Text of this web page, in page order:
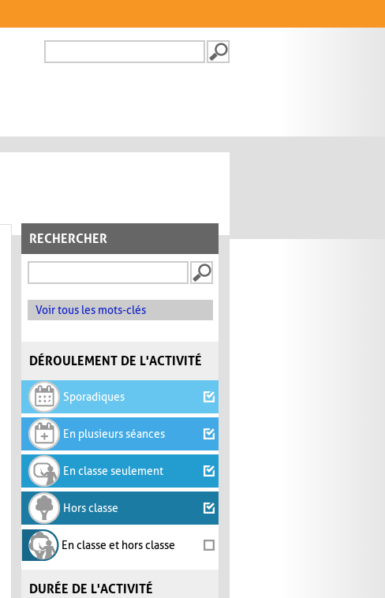
FORMULAIRE DE
RECHERCHER
Voir tous les mots-clés
DÉROULEMENT DE L'ACTIVITÉ
Sporadiques
En plusieurs séances
En classe seulement
Hors classe
En classe et hors classe
DURÉE DE L'ACTIVITÉ